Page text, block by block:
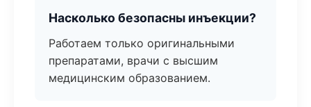
Насколько безопасны инъекции?
Работаем только оригинальными
препаратами, врачи с высшим
медицинским образованием.